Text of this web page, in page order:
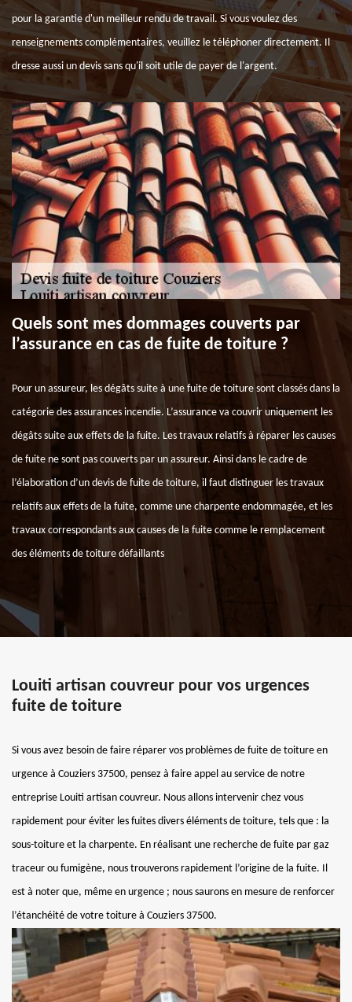
pour la garantie d'un meilleur rendu de travail. Si vous voulez des
renseignements complémentaires, veuillez le téléphoner directement. Il
dresse aussi un devis sans qu'il soit utile de payer de l'argent.
Quels sont mes dommages couverts par
l’assurance en cas de fuite de toiture ?
Pour un assureur, les dégâts suite à une fuite de toiture sont classés dans la
catégorie des assurances incendie. L’assurance va couvrir uniquement les
dégâts suite aux effets de la fuite. Les travaux relatifs à réparer les causes
de fuite ne sont pas couverts par un assureur. Ainsi dans le cadre de
l’élaboration d’un devis de fuite de toiture, il faut distinguer les travaux
relatifs aux effets de la fuite, comme une charpente endommagée, et les
travaux correspondants aux causes de la fuite comme le remplacement
des éléments de toiture défaillants
Louiti artisan couvreur pour vos urgences
fuite de toiture
Si vous avez besoin de faire réparer vos problèmes de fuite de toiture en
urgence à Couziers 37500, pensez à faire appel au service de notre
entreprise Louiti artisan couvreur. Nous allons intervenir chez vous
rapidement pour éviter les fuites divers éléments de toiture, tels que : la
sous-toiture et la charpente. En réalisant une recherche de fuite par gaz
traceur ou fumigène, nous trouverons rapidement l’origine de la fuite. Il
est à noter que, même en urgence ; nous saurons en mesure de renforcer
l’étanchéité de votre toiture à Couziers 37500.